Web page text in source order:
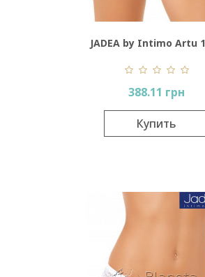
JADEA by Intimo Artu
388.11 грн
Купить